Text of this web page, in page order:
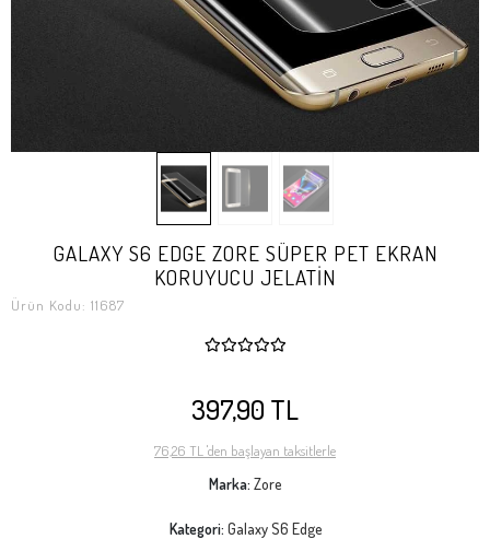
GALAXY S6 EDGE ZORE SÜPER PET EKRAN
KORUYUCU JELATİN
Ürün Kodu: 11687
397,90 TL
76,26 TL 'den başlayan taksitlerle
Marka: Zore
Kategori: Galaxy S6 Edge